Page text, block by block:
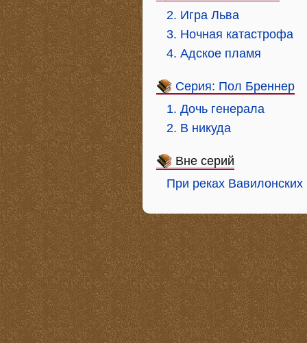
2. Игра Льва
3. Ночная катастрофа
4. Адское пламя
Серия: Пол Бреннер
1. Дочь генерала
2. В никуда
Вне серий
При реках Вавилонских